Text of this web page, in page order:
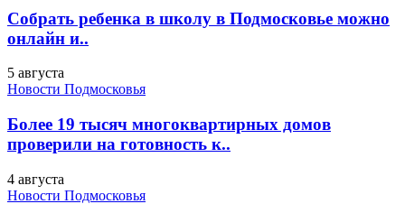
Собрать ребенка в школу в Подмосковье можно
онлайн и..
5 августа
Новости Подмосковья
Более 19 тысяч многоквартирных домов
проверили на готовность к..
4 августа
Новости Подмосковья